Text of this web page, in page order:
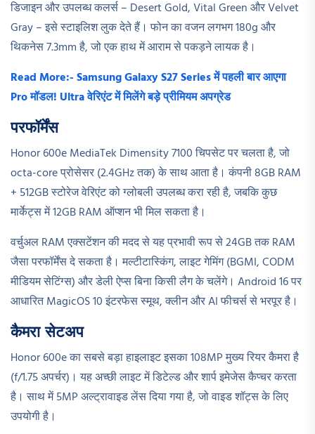
डिजाइन और उपलब्ध कलर्स – Desert Gold, Vital Green और Velvet
Gray – इसे स्टाइलिश लुक देते हैं। फोन का वजन लगभग 180g और
थिकनेस 7.3mm है, जो एक हाथ में आराम से पकड़ने लायक है।
Read More:- Samsung Galaxy S27 Series में पहली बार आएगा
Pro मॉडल! Ultra वेरिएंट में मिलेंगे बड़े प्रीमियम अपग्रेड
परफॉर्मेंस
Honor 600e MediaTek Dimensity 7100 चिपसेट पर चलता है, जो
octa-core प्रोसेसर (2.4GHz तक) के साथ आता है। कंपनी 8GB RAM
+ 512GB स्टोरेज वेरिएंट को ग्लोबली उपलब्ध करा रही है, जबकि कुछ
मार्केट्स में 12GB RAM ऑप्शन भी मिल सकता है।
वर्चुअल RAM एक्सटेंशन की मदद से यह प्रभावी रूप से 24GB तक RAM
जैसा परफॉर्मेंस दे सकता है। मल्टीटास्किंग, लाइट गेमिंग (BGMI, CODM
मीडियम सेटिंग्स) और डेली ऐप्स बिना किसी लैग के चलेंगे। Android 16 पर
आधारित MagicOS 10 इंटरफेस स्मूथ, क्लीन और AI फीचर्स से भरपूर है।
कैमरा सेटअप
Honor 600e का सबसे बड़ा हाइलाइट इसका 108MP मुख्य रियर कैमरा है
(f/1.75 अपर्चर)। यह अच्छी लाइट में डिटेल्ड और शार्प इमेजेस कैप्चर करता
है। साथ में 5MP अल्ट्रावाइड लेंस दिया गया है, जो वाइड शॉट्स के लिए
उपयोगी है।